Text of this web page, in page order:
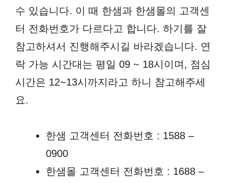
수 있습니다. 이 때 한샘과 한샘몰의 고객센
터 전화번호가 다르다고 합니다. 하기를 잘
참고하셔서 진행해주시길 바라겠습니다. 연
락 가능 시간대는 평일 09 ~ 18시이며, 점심
시간은 12~13시까지라고 하니 참고해주세
요.
한샘 고객센터 전화번호 : 1588 –
0900
한샘몰 고객센터 전화번호 : 1688 –